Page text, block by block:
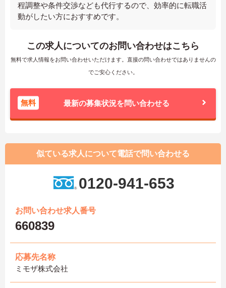
程調整や条件交渉なども代行するので、効率的に転職活
動がしたい方におすすめです。
この求人についてのお問い合わせはこちら
無料で求人情報をお問い合わせいただけます。直接の問い合わせではありませんの
でご安心ください。
無料 最新の募集状況を問い合わせる
似ている求人について電話で問い合わせる
0120-941-653
お問い合わせ求人番号
660839
応募先名称
ミモザ株式会社